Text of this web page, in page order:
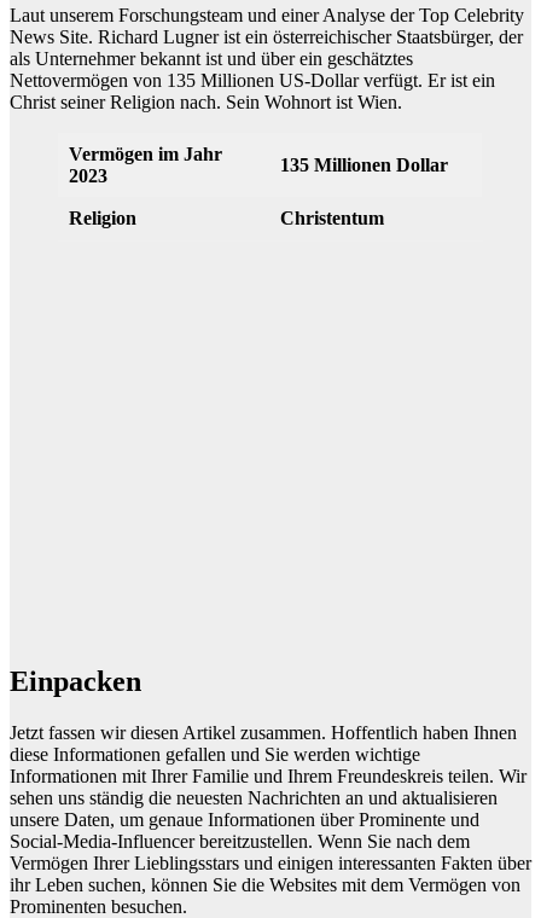
Laut unserem Forschungsteam und einer Analyse der Top Celebrity
News Site. Richard Lugner ist ein österreichischer Staatsbürger, der
als Unternehmer bekannt ist und über ein geschätztes
Nettovermögen von 135 Millionen US-Dollar verfügt. Er ist ein
Christ seiner Religion nach. Sein Wohnort ist Wien.
Vermögen im Jahr
2023
135 Millionen Dollar
Religion Christentum
Einpacken
Jetzt fassen wir diesen Artikel zusammen. Hoffentlich haben Ihnen
diese Informationen gefallen und Sie werden wichtige
Informationen mit Ihrer Familie und Ihrem Freundeskreis teilen. Wir
sehen uns ständig die neuesten Nachrichten an und aktualisieren
unsere Daten, um genaue Informationen über Prominente und
Social-Media-Influencer bereitzustellen. Wenn Sie nach dem
Vermögen Ihrer Lieblingsstars und einigen interessanten Fakten über
ihr Leben suchen, können Sie die Websites mit dem Vermögen von
Prominenten besuchen.